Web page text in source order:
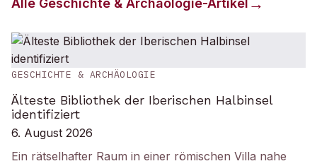
Alle Geschichte & Archäologie-Artikel
GESCHICHTE & ARCHÄOLOGIE
Älteste Bibliothek der Iberischen Halbinsel
identifiziert
6. August 2026
Ein rätselhafter Raum in einer römischen Villa nahe